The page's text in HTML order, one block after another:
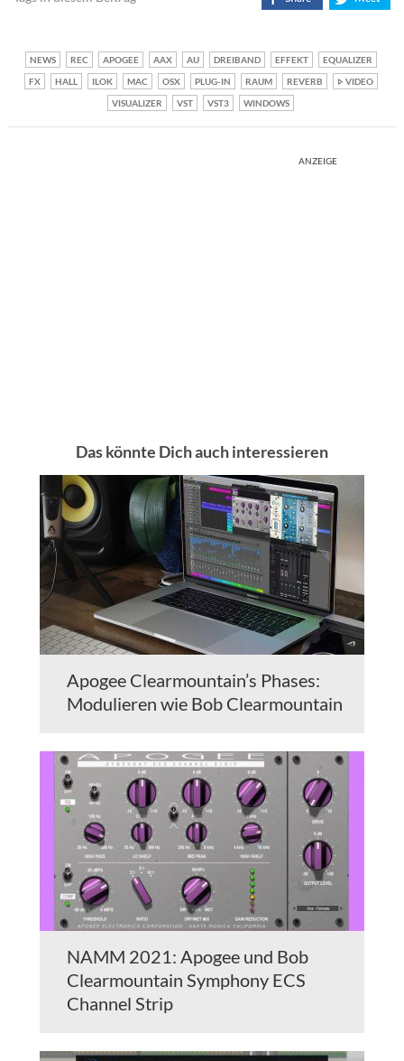
NEWS REC APOGEE AAX AU DREIBAND EFFEKT
EQUALIZER
FX
HALL ILOK MAC OSX PLUG-IN RAUM REVERB
VIDEO
VISUALIZER
VST VST3 WINDOWS
ANZEIGE
Das könnte Dich auch interessieren
Apogee Clearmountain’s Phases:
Modulieren wie Bob Clearmountain
NAMM 2021: Apogee und Bob
Clearmountain Symphony ECS
Channel Strip